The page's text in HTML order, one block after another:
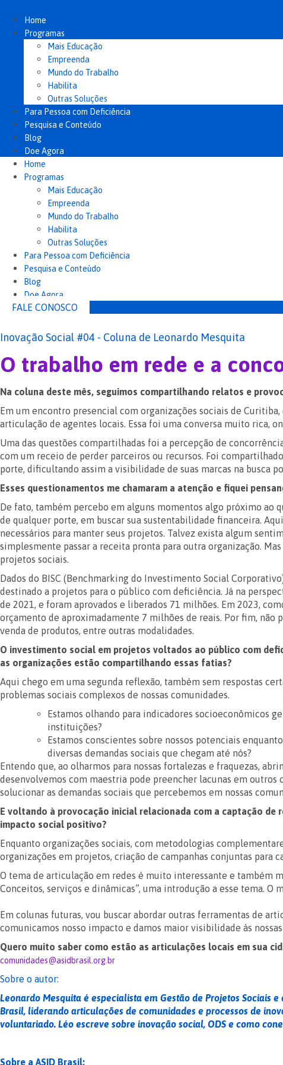
para
conteúdo
Home
Programas
Mais Educação
Empreenda
Mundo do Trabalho
Habilita
Outras Soluções
Para Pessoa com Deficiência
Pesquisa e Conteúdo
Blog
Doe Agora
Home
Programas
Mais Educação
Empreenda
Mundo do Trabalho
Habilita
Outras Soluções
Para Pessoa com Deficiência
Pesquisa e Conteúdo
Blog
Doe Agora
FALE CONOSCO
Inovação Social #04 - Coluna de Leonardo Mesquita
O trabalho em rede e a
Na coluna deste mês, seguimos compartilhando relatos e
Em um encontro presencial com organizações sociais de
articulação de agentes locais. Essa foi uma conversa muito rica,
Uma das questões compartilhadas foi a percepção de
com um receio de perder parceiros ou recursos. Foi
porte, dificultando assim a visibilidade de suas marcas na busca
Esses questionamentos me chamaram a atenção e fiquei
De fato, também percebo em alguns momentos algo próximo ao
de qualquer porte, em buscar sua sustentabilidade financeira.
necessários para manter seus projetos. Talvez exista algum
simplesmente passar a receita pronta para outra organização.
projetos sociais.
Dados do BISC (Benchmarking do Investimento Social
destinado a projetos para o público com deficiência. Já na
de 2021, e foram aprovados e liberados 71 milhões. Em 2023,
orçamento de aproximadamente 7 milhões de reais. Por fim, não
venda de produtos, entre outras modalidades.
O investimento social em projetos voltados ao público com
as organizações estão compartilhando essas fatias?
Aqui chego em uma segunda reflexão, também sem respostas
problemas sociais complexos de nossas comunidades.
Estamos olhando para indicadores socioeconômicos
instituições?
Estamos conscientes sobre nossos potenciais
diversas demandas sociais que chegam até nós?
Entendo que, ao olharmos para nossas fortalezas e fraquezas,
desenvolvemos com maestria pode preencher lacunas em
solucionar as demandas sociais que percebemos em nossas
E voltando à provocação inicial relacionada com a captação
impacto social positivo?
Enquanto organizações sociais, com metodologias
organizações em projetos, criação de campanhas conjuntas para
O tema de articulação em redes é muito interessante e também
Conceitos, serviços e dinâmicas”, uma introdução a esse tema. O
Em colunas futuras, vou buscar abordar outras ferramentas de
comunicamos nosso impacto e damos maior visibilidade às
Quero muito saber como estão as articulações locais em sua
comunidades@asidbrasil.org.br
Sobre o autor:
Leonardo Mesquita é especialista em Gestão de Projetos Sociais
Brasil, liderando articulações de comunidades e processos de
voluntariado. Léo escreve sobre inovação social, ODS e como
Sobre a ASID Brasil: